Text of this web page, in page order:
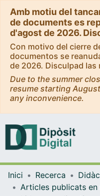
Amb motiu del
de documents es
d'agost de 2026.
Con motivo del cierre
documentos se
de 2026. Disculpad las
Due to the summer
resume starting
any inconvenience.
Inici Recerca